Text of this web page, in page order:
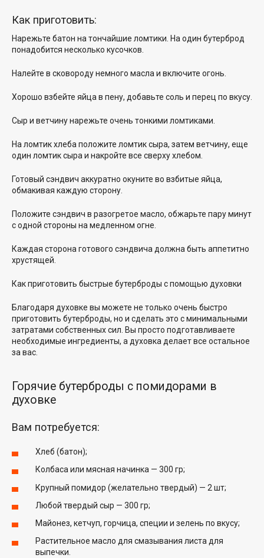
Как приготовить:
Нарежьте батон на тончайшие ломтики. На один бутерброд
понадобится несколько кусочков.
Налейте в сковороду немного масла и включите огонь.
Хорошо взбейте яйца в пену, добавьте соль и перец по вкусу.
Сыр и ветчину нарежьте очень тонкими ломтиками.
На ломтик хлеба положите ломтик сыра, затем ветчину, еще
один ломтик сыра и накройте все сверху хлебом.
Готовый сэндвич аккуратно окуните во взбитые яйца,
обмакивая каждую сторону.
Положите сэндвич в разогретое масло, обжарьте пару минут
с одной стороны на медленном огне.
Каждая сторона готового сэндвича должна быть аппетитно
хрустящей.
Как приготовить быстрые бутерброды с помощью духовки
Благодаря духовке вы можете не только очень быстро
приготовить бутерброды, но и сделать это с минимальными
затратами собственных сил. Вы просто подготавливаете
необходимые ингредиенты, а духовка делает все остальное
за вас.
Горячие бутерброды с помидорами в
духовке
Вам потребуется:
Хлеб (батон);
Колбаса или мясная начинка — 300 гр;
Крупный помидор (желательно твердый) — 2 шт;
Любой твердый сыр — 300 гр;
Майонез, кетчуп, горчица, специи и зелень по вкусу;
Растительное масло для смазывания листа для
выпечки.